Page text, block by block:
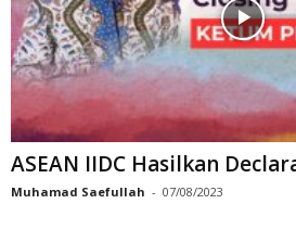
ASEAN IIDC Hasilkan
Muhamad Saefullah - 07/08/2023